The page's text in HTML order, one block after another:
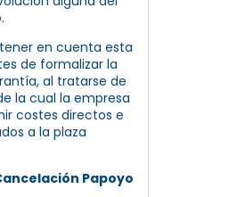
en cuenta esta
de formalizar la
al tratarse de
la cual la empresa
costes directos e
a la plaza
Papoyo